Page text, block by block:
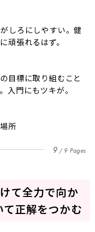
しろにしやすい。健
頑張れるはず。
目標に取り組むこと
入門にもツキが。
所
9 9 Pages
て全力で向か
正解をつかむ